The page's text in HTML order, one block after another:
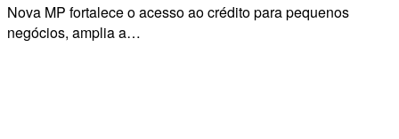
Nova MP fortalece o acesso ao crédito para pequenos
negócios, amplia a…